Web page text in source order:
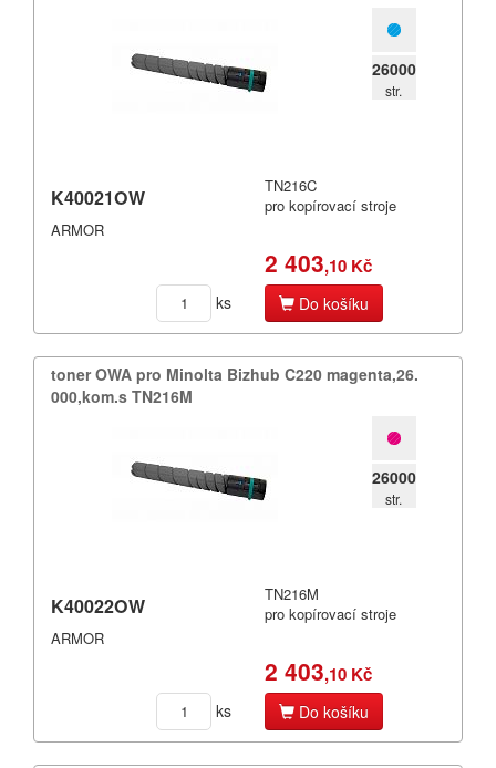
26000
str.
K40021OW
ARMOR
TN216C
pro kopírovací stroje
2 403,10 Kč
ks Do košíku
toner OWA pro Minolta Bizhub C220 magenta,​26.​
000,​kom.​s TN216M
26000
str.
K40022OW
ARMOR
TN216M
pro kopírovací stroje
2 403,10 Kč
ks Do košíku